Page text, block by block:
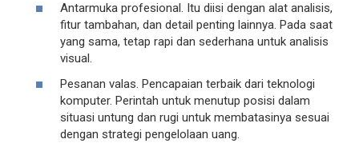
Antarmuka profesional. Itu diisi dengan alat analisis,
fitur tambahan, dan detail penting lainnya. Pada saat
yang sama, tetap rapi dan sederhana untuk analisis
visual.
Pesanan valas. Pencapaian terbaik dari teknologi
komputer. Perintah untuk menutup posisi dalam
situasi untung dan rugi untuk membatasinya sesuai
dengan strategi pengelolaan uang.